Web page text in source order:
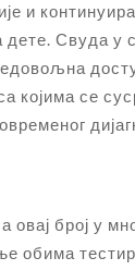
и
Свуда у
којима се
број у
обима